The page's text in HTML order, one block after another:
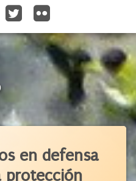
TwitterFlickr
en defensa
protección